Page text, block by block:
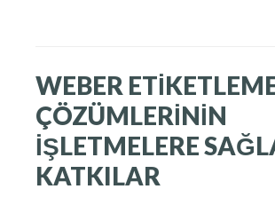
WEBER
ÇÖZÜMLERININ
İŞLETMELERE
KATKILAR